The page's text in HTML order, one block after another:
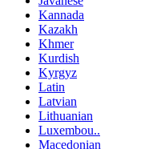
Kannada
Kazakh
Khmer
Kurdish
Kyrgyz
Latin
Latvian
Lithuanian
Luxembou..
Macedonian